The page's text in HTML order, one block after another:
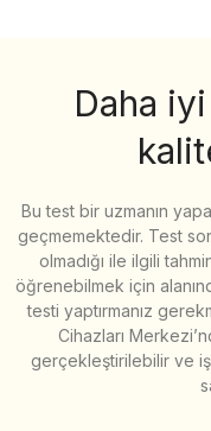
Daha iyi
Bu test bir uzmanın
geçmemektedir. Test
olmadığı ile ilgili
öğrenebilmek için
testi yaptırmanız
Cihazları
gerçekleştirilebilir ve